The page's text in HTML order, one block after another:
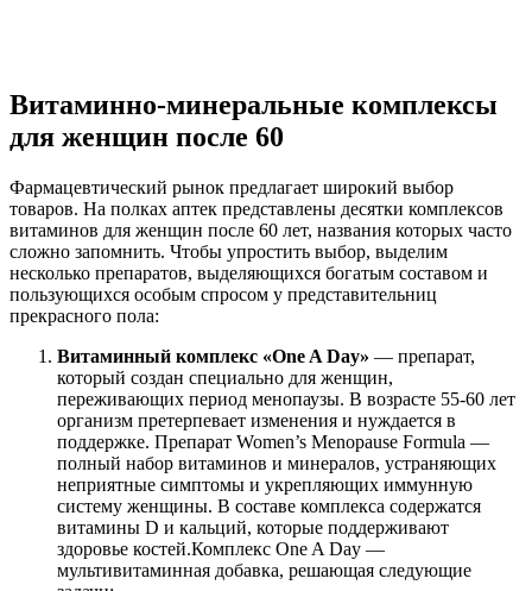
Витаминно-минеральные комплексы
для женщин после 60
Фармацевтический рынок предлагает широкий выбор
товаров. На полках аптек представлены десятки комплексов
витаминов для женщин после 60 лет, названия которых часто
сложно запомнить. Чтобы упростить выбор, выделим
несколько препаратов, выделяющихся богатым составом и
пользующихся особым спросом у представительниц
прекрасного пола:
Витаминный комплекс «One A Day» — препарат,
который создан специально для женщин,
переживающих период менопаузы. В возрасте 55-60 лет
организм претерпевает изменения и нуждается в
поддержке. Препарат Women’s Menopause Formula —
полный набор витаминов и минералов, устраняющих
неприятные симптомы и укрепляющих иммунную
систему женщины. В составе комплекса содержатся
витамины D и кальций, которые поддерживают
здоровье костей.Комплекс One A Day —
мультивитаминная добавка, решающая следующие